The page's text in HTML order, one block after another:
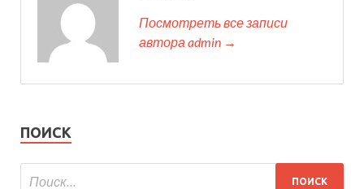
Посмотреть все записи
автора admin →
ПОИСК